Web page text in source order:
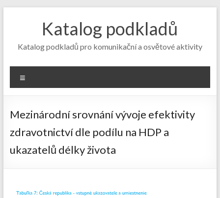
Katalog podkladů
Katalog podkladů pro komunikační a osvětové aktivity
Mezinárodní srovnání vývoje efektivity
zdravotnictví dle podílu na HDP a
ukazatelů délky života